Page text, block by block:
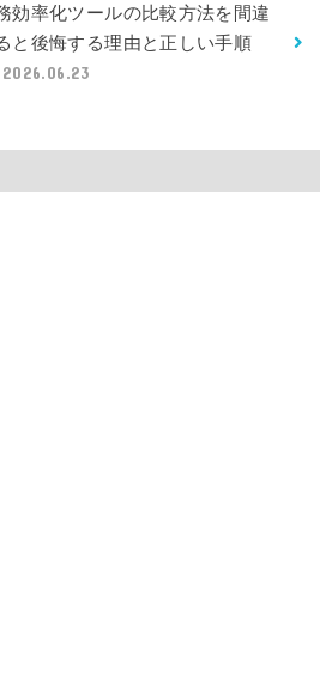
効率化ツールの比較方法を間違
と後悔する理由と正しい手順
2026.06.23